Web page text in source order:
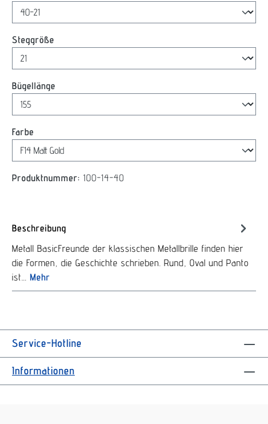
Steggröße
Bügellänge
Farbe
Produktnummer: 100-14-40
Beschreibung
Metall BasicFreunde der klassischen Metallbrille finden hier
die Formen, die Geschichte schrieben. Rund, Oval und Panto
ist… Mehr
Service-Hotline
Informationen